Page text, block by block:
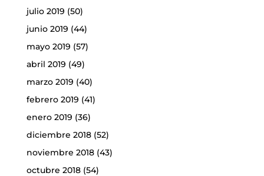
julio 2019 (50)
junio 2019 (44)
mayo 2019 (57)
abril 2019 (49)
marzo 2019 (40)
febrero 2019 (41)
enero 2019 (36)
diciembre 2018(52)
noviembre 2018(43)
octubre 2018(54)